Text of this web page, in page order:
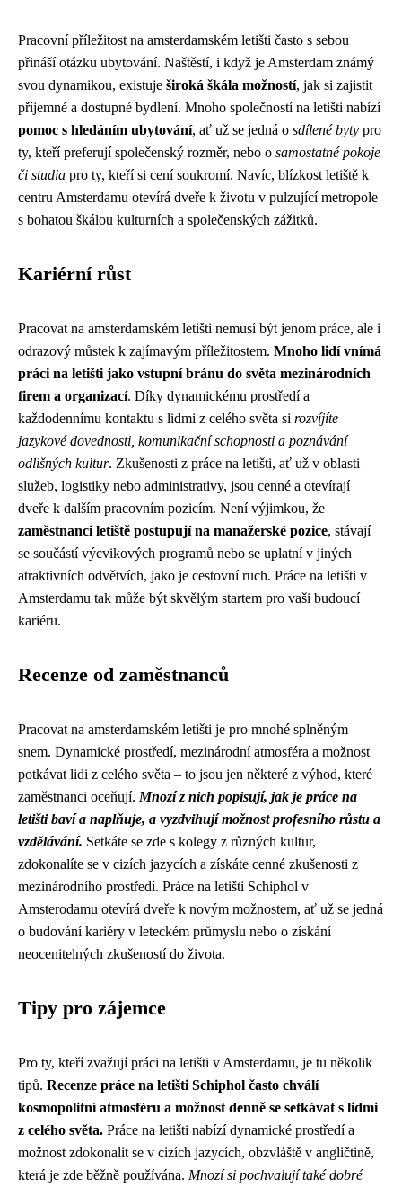
Pracovní příležitost na amsterdamském letišti často s sebou
přináší otázku ubytování. Naštěstí, i když je Amsterdam známý
svou dynamikou, existuje široká škála možností, jak si zajistit
příjemné a dostupné bydlení. Mnoho společností na letišti nabízí
pomoc s hledáním ubytování, ať už se jedná o sdílené byty pro
ty, kteří preferují společenský rozměr, nebo o samostatné pokoje
či studia pro ty, kteří si cení soukromí. Navíc, blízkost letiště k
centru Amsterdamu otevírá dveře k životu v pulzující metropole
s bohatou škálou kulturních a společenských zážitků.
Kariérní růst
Pracovat na amsterdamském letišti nemusí být jenom práce, ale i
odrazový můstek k zajímavým příležitostem. Mnoho lidí vnímá
práci na letišti jako vstupní bránu do světa mezinárodních
firem a organizací. Díky dynamickému prostředí a
každodennímu kontaktu s lidmi z celého světa si rozvíjíte
jazykové dovednosti, komunikační schopnosti a poznávání
odlišných kultur. Zkušenosti z práce na letišti, ať už v oblasti
služeb, logistiky nebo administrativy, jsou cenné a otevírají
dveře k dalším pracovním pozicím. Není výjimkou, že
zaměstnanci letiště postupují na manažerské pozice, stávají
se součástí výcvikových programů nebo se uplatní v jiných
atraktivních odvětvích, jako je cestovní ruch. Práce na letišti v
Amsterdamu tak může být skvělým startem pro vaši budoucí
kariéru.
Recenze od zaměstnanců
Pracovat na amsterdamském letišti je pro mnohé splněným
snem. Dynamické prostředí, mezinárodní atmosféra a možnost
potkávat lidi z celého světa – to jsou jen některé z výhod, které
zaměstnanci oceňují. Mnozí z nich popisují, jak je práce na
letišti baví a naplňuje, a vyzdvihují možnost profesního růstu a
vzdělávání. Setkáte se zde s kolegy z různých kultur,
zdokonalíte se v cizích jazycích a získáte cenné zkušenosti z
mezinárodního prostředí. Práce na letišti Schiphol v
Amsterodamu otevírá dveře k novým možnostem, ať už se jedná
o budování kariéry v leteckém průmyslu nebo o získání
neocenitelných zkušeností do života.
Tipy pro zájemce
Pro ty, kteří zvažují práci na letišti v Amsterdamu, je tu několik
tipů. Recenze práce na letišti Schiphol často chválí
kosmopolitní atmosféru a možnost denně se setkávat s lidmi
z celého světa. Práce na letišti nabízí dynamické prostředí a
možnost zdokonalit se v cizích jazycích, obzvláště v angličtině,
která je zde běžně používána. Mnozí si pochvalují také dobré